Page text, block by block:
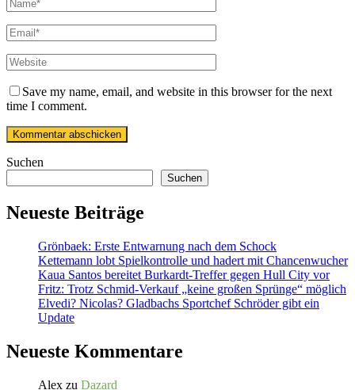
Save my name, email, and website in this browser for the next
time I comment.
Suchen
Suchen
Neueste Beiträge
Grönbaek: Erste Entwarnung nach dem Schock
Kettemann lobt Spielkontrolle und hadert mit Chancenwucher
Kaua Santos bereitet Burkardt-Treffer gegen Hull City vor
Fritz: Trotz Schmid-Verkauf „keine großen Sprünge“ möglich
Elvedi? Nicolas? Gladbachs Sportchef Schröder gibt ein
Update
Neueste Kommentare
Alex zu Dazard